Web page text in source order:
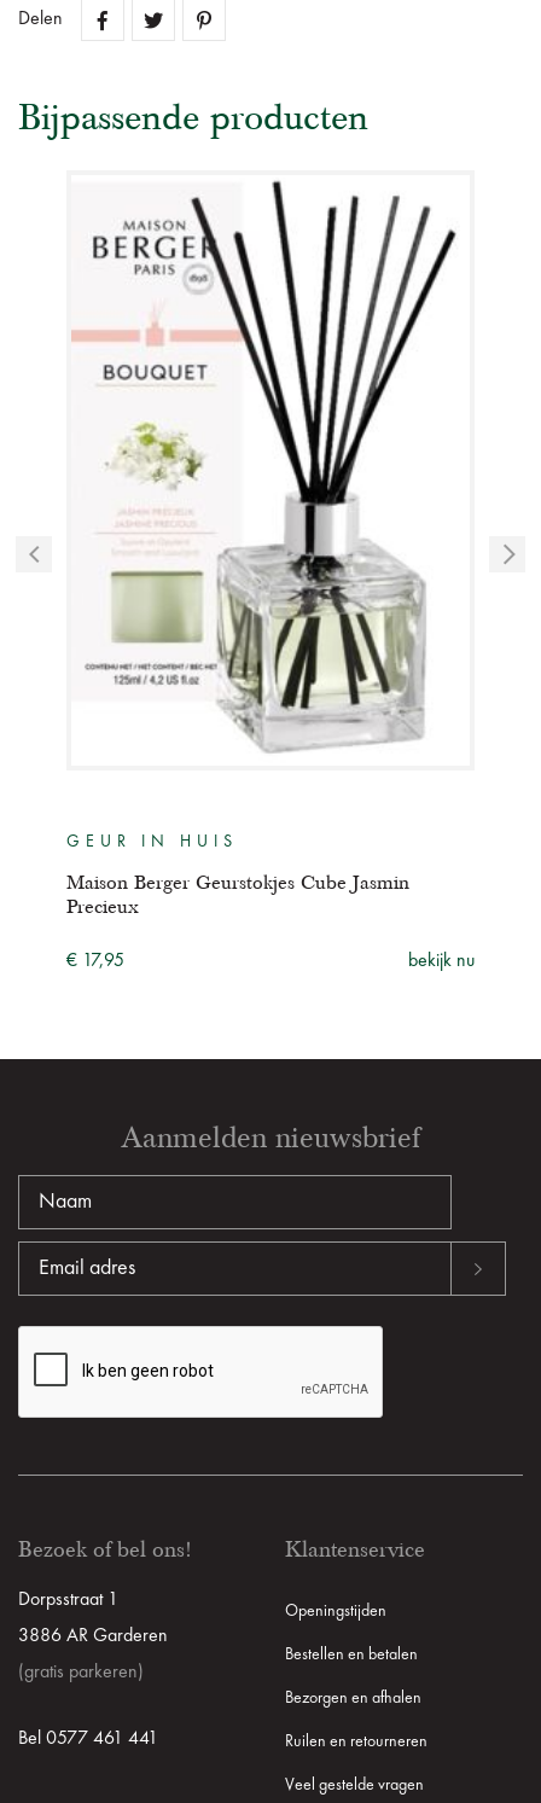
Delen
Bijpassende producten
GEUR IN HUIS
Maison Berger Geurstokjes Cube Jasmin
Precieux
€ 17,95 bekijk nu
Aanmelden nieuwsbrief
Bezoek of bel ons!
Dorpsstraat 1
3886 AR Garderen
(gratis parkeren)
Bel 0577 461 441
Klantenservice
Openingstijden
Bestellen en betalen
Bezorgen en afhalen
Ruilen en retourneren
Veel gestelde vragen